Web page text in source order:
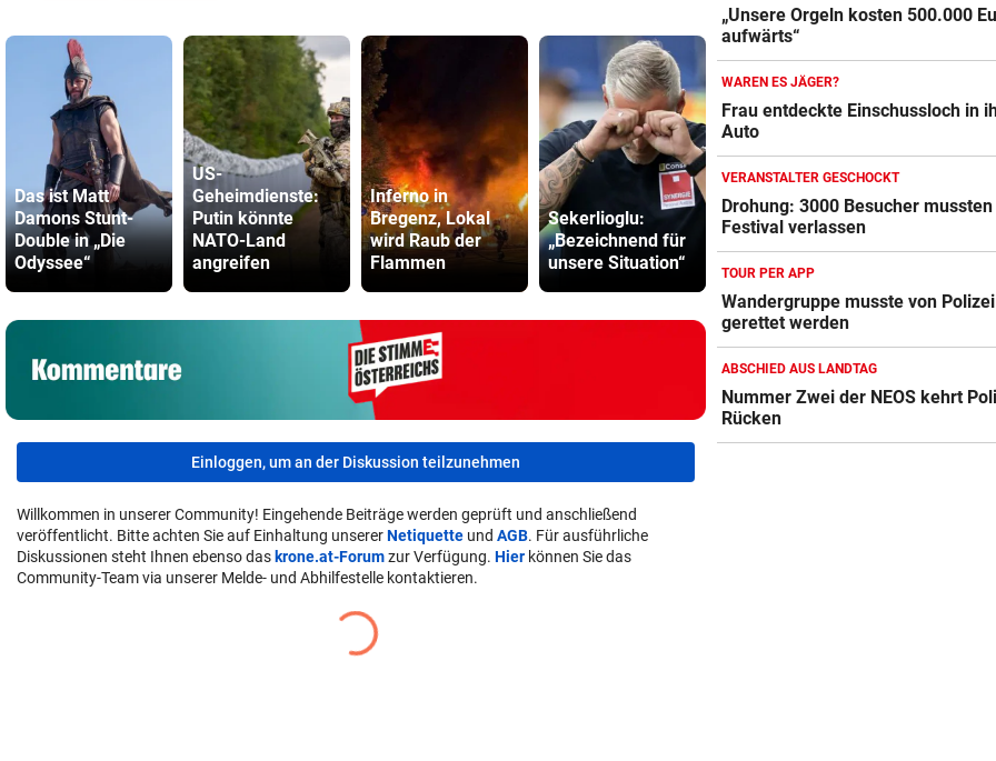
Das ist Matt
Damons Stunt-
Double in „Die
Odyssee“
US-
Geheimdienste:
Putin könnte
NATO-Land
angreifen
Inferno in
Bregenz, Lokal
wird Raub der
Flammen
Sekerlioglu:
„Bezeichnend für
unsere Situation“
„Katastrophal“:
Benatia rechnet
Drohung:
Einloggen, um an der Diskussion teilzunehmen
Willkommen in unserer Community! Eingehende Beiträge werden geprüft und anschließend
veröffentlicht. Bitte achten Sie auf Einhaltung unsererNetiquette und AGB. Für ausführliche
Diskussionen steht Ihnen ebenso das krone.at-Forumzur Verfügung. Hier können Sie das
Community-Team via unserer Melde- und Abhilfestelle kontaktieren.
„Unsere Orgeln kosten 500.000
aufwärts“
WAREN ES JÄGER?
Frau entdeckte Einschussloch in
Auto
VERANSTALTER GESCHOCKT
Drohung: 3000 Besucher mussten
Festival verlassen
TOUR PER APP
Wandergruppe musste von Polizei
gerettet werden
ABSCHIED AUS LANDTAG
Nummer Zwei der NEOS kehrt
Rücken